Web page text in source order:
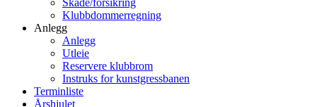
Skade/forsikring
Klubbdommerregning
Anlegg
Anlegg
Utleie
Reservere klubbrom
Instruks for kunstgressbanen
Terminliste
Årshjulet